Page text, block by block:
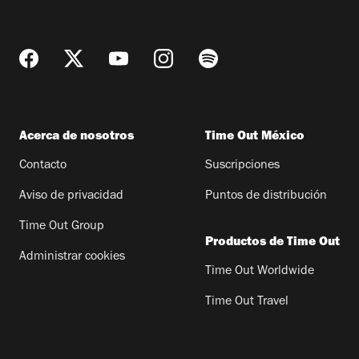
Acerca de nosotros
Contacto
Aviso de privacidad
Time Out Group
Administrar cookies
Time Out México
Suscripciones
Puntos de distribución
Productos de Time Out
Time Out Worldwide
Time Out Travel